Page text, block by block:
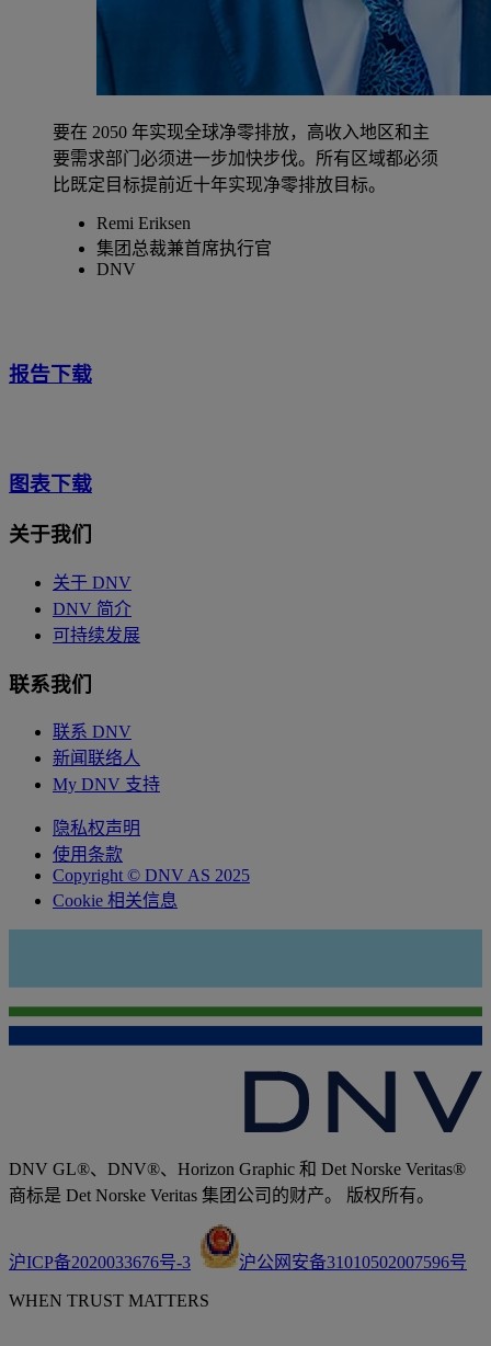
要在 2050 年实现全球净零排放，高收入地区和主
要需求部门必须进一步加快步伐。所有区域都必须
比既定目标提前近十年实现净零排放目标。
Remi Eriksen
集团总裁兼首席执行官
DNV
报告下载
图表下载
关于我们
关于 DNV
DNV 简介
可持续发展
联系我们
联系 DNV
新闻联络人
My DNV 支持
隐私权声明
使用条款
Copyright © DNV AS 2025
Cookie 相关信息
DNV GL®、DNV®、Horizon Graphic 和 Det Norske Veritas®
商标是 Det Norske Veritas 集团公司的财产。 版权所有。
沪ICP备2020033676号-3 沪公网安备31010502007596号
WHEN TRUST MATTERS